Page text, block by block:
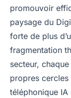
promouvoir
paysage du
forte de plus
fragmentation
secteur,
propres cercles
téléphonique IA